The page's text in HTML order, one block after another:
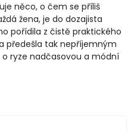
něco, o čem se příliš
žena, je do dozajista
pořídila z čistě praktického
předešla tak nepříjemným
ryze nadčasovou a módní